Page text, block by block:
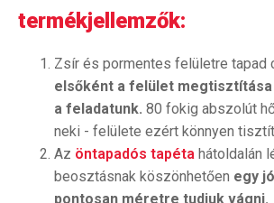
termékjellemzők:
Zsír és pormentes felületre tapad
elsőként a felület
a feladatunk. 80 fokig abszolút
neki - felülete ezért könnyen
Az öntapadós tapéta hátoldalán
beosztásnak köszönhetően egy
pontosan méretre tudjuk vágni.